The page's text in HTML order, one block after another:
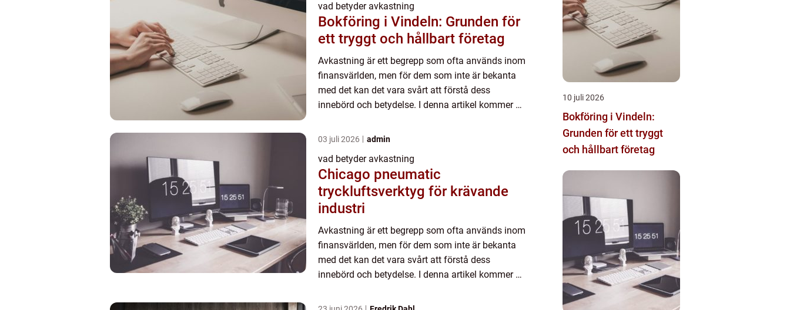
vad betyder avkastning
Bokföring i Vindeln: Grunden för
ett tryggt och hållbart företag
Avkastning är ett begrepp som ofta används inom
finansvärlden, men för dem som inte är bekanta
med det kan det vara svårt att förstå dess
innebörd och betydelse. I denna artikel kommer vi
på vad avkas...
03 juli 2026 admin
vad betyder avkastning
Chicago pneumatic
tryckluftsverktyg för krävande
industri
Avkastning är ett begrepp som ofta används inom
finansvärlden, men för dem som inte är bekanta
med det kan det vara svårt att förstå dess
innebörd och betydelse. I denna artikel kommer vi
på vad avkas...
10 juli 2026
Bokföring i Vindeln:
Grunden för ett tryggt
och hållbart företag